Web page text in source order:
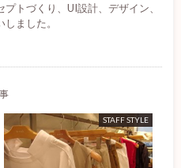
トづくり、UI設計、デザイン、
ました。
STAFF STYLE